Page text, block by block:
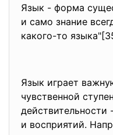
Язык - форма
и само знание
какого-то
Язык играет
чувственной
и восприятий.